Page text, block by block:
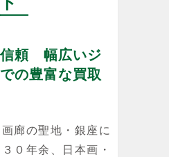
頼 幅広いジ
の豊富な買取
廊の聖地・銀座に
０年余、日本画・